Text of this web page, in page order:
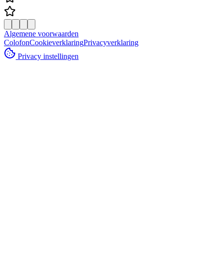
Algemene voorwaarden
ColofonCookieverklaringPrivacyverklaring
Privacy instellingen